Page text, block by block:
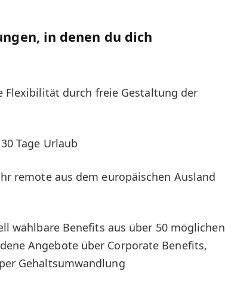
in denen du dich
Flexibilität durch freie Gestaltung der
Tage Urlaub
remote aus dem europäischen Ausland
wählbare Benefits aus über 50 möglichen
Angebote über Corporate Benefits,
Gehaltsumwandlung